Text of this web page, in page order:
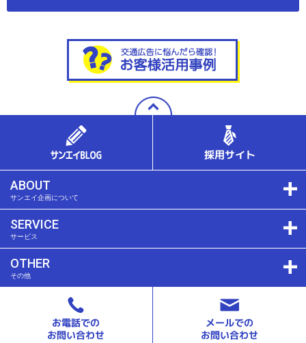
ABOUT
サンエイ企画について
SERVICE
サービス
OTHER
その他